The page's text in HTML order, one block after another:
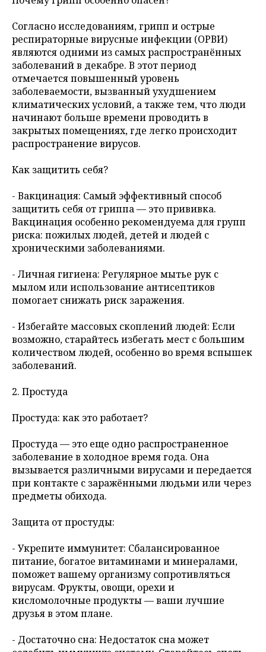
Согласно исследованиям, грипп и острые
респираторные вирусные инфекции (ОРВИ)
являются одними из самых распространённых
заболеваний в декабре. В этот период
отмечается повышенный уровень
заболеваемости, вызванный ухудшением
климатических условий, а также тем, что люди
начинают больше времени проводить в
закрытых помещениях, где легко происходит
распространение вирусов.
Как защитить себя?
- Вакцинация: Самый эффективный способ
защитить себя от гриппа — это прививка.
Вакцинация особенно рекомендуема для групп
риска: пожилых людей, детей и людей с
хроническими заболеваниями.
- Личная гигиена: Регулярное мытье рук с
мылом или использование антисептиков
помогает снижать риск заражения.
- Избегайте массовых скоплений людей: Если
возможно, старайтесь избегать мест с большим
количеством людей, особенно во время вспышек
заболеваний.
2. Простуда
Простуда: как это работает?
Простуда — это еще одно распространенное
заболевание в холодное время года. Она
вызывается различными вирусами и передается
при контакте с заражёнными людьми или через
предметы обихода.
Защита от простуды:
- Укрепите иммунитет: Сбалансированное
питание, богатое витаминами и минералами,
поможет вашему организму сопротивляться
вирусам. Фрукты, овощи, орехи и
кисломолочные продукты — ваши лучшие
друзья в этом плане.
- Достаточно сна: Недостаток сна может